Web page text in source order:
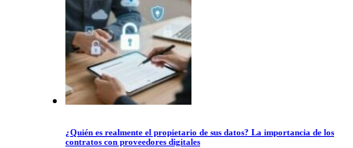
¿Quién es realmente el propietario de sus datos? La importancia de los
contratos con proveedores digitales